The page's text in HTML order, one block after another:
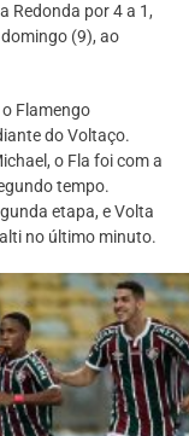
Redonda por 4 a 1,
(9), ao
Flamengo
do Voltaço.
o Fla foi com a
tempo.
etapa, e Volta
no último minuto.